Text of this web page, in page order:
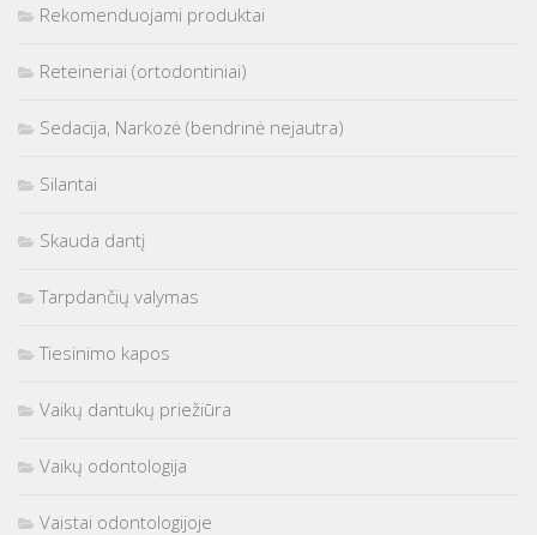
Rekomenduojami produktai
Reteineriai (ortodontiniai)
Sedacija, Narkozė (bendrinė nejautra)
Silantai
Skauda dantį
Tarpdančių valymas
Tiesinimo kapos
Vaikų dantukų priežiūra
Vaikų odontologija
Vaistai odontologijoje